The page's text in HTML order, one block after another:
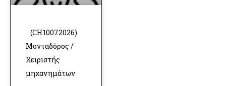
(CH10072026)
Μονταδόρος /
Χειριστής
μηχανημάτων